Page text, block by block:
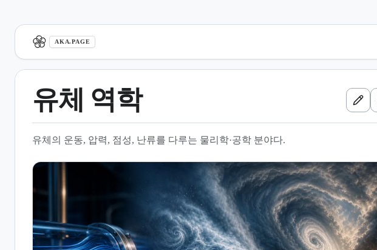
AKA.PAGE
유체 역학
유체의 운동, 압력, 점성, 난류를 다루는 물리학·공학 분야다.
정의와 범위
학문적 맥락